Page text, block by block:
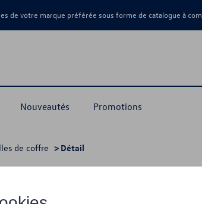
de votre marque préférée sous forme de catalogue à
Nouveautés Promotions
de coffre > Détail
de coffre variable